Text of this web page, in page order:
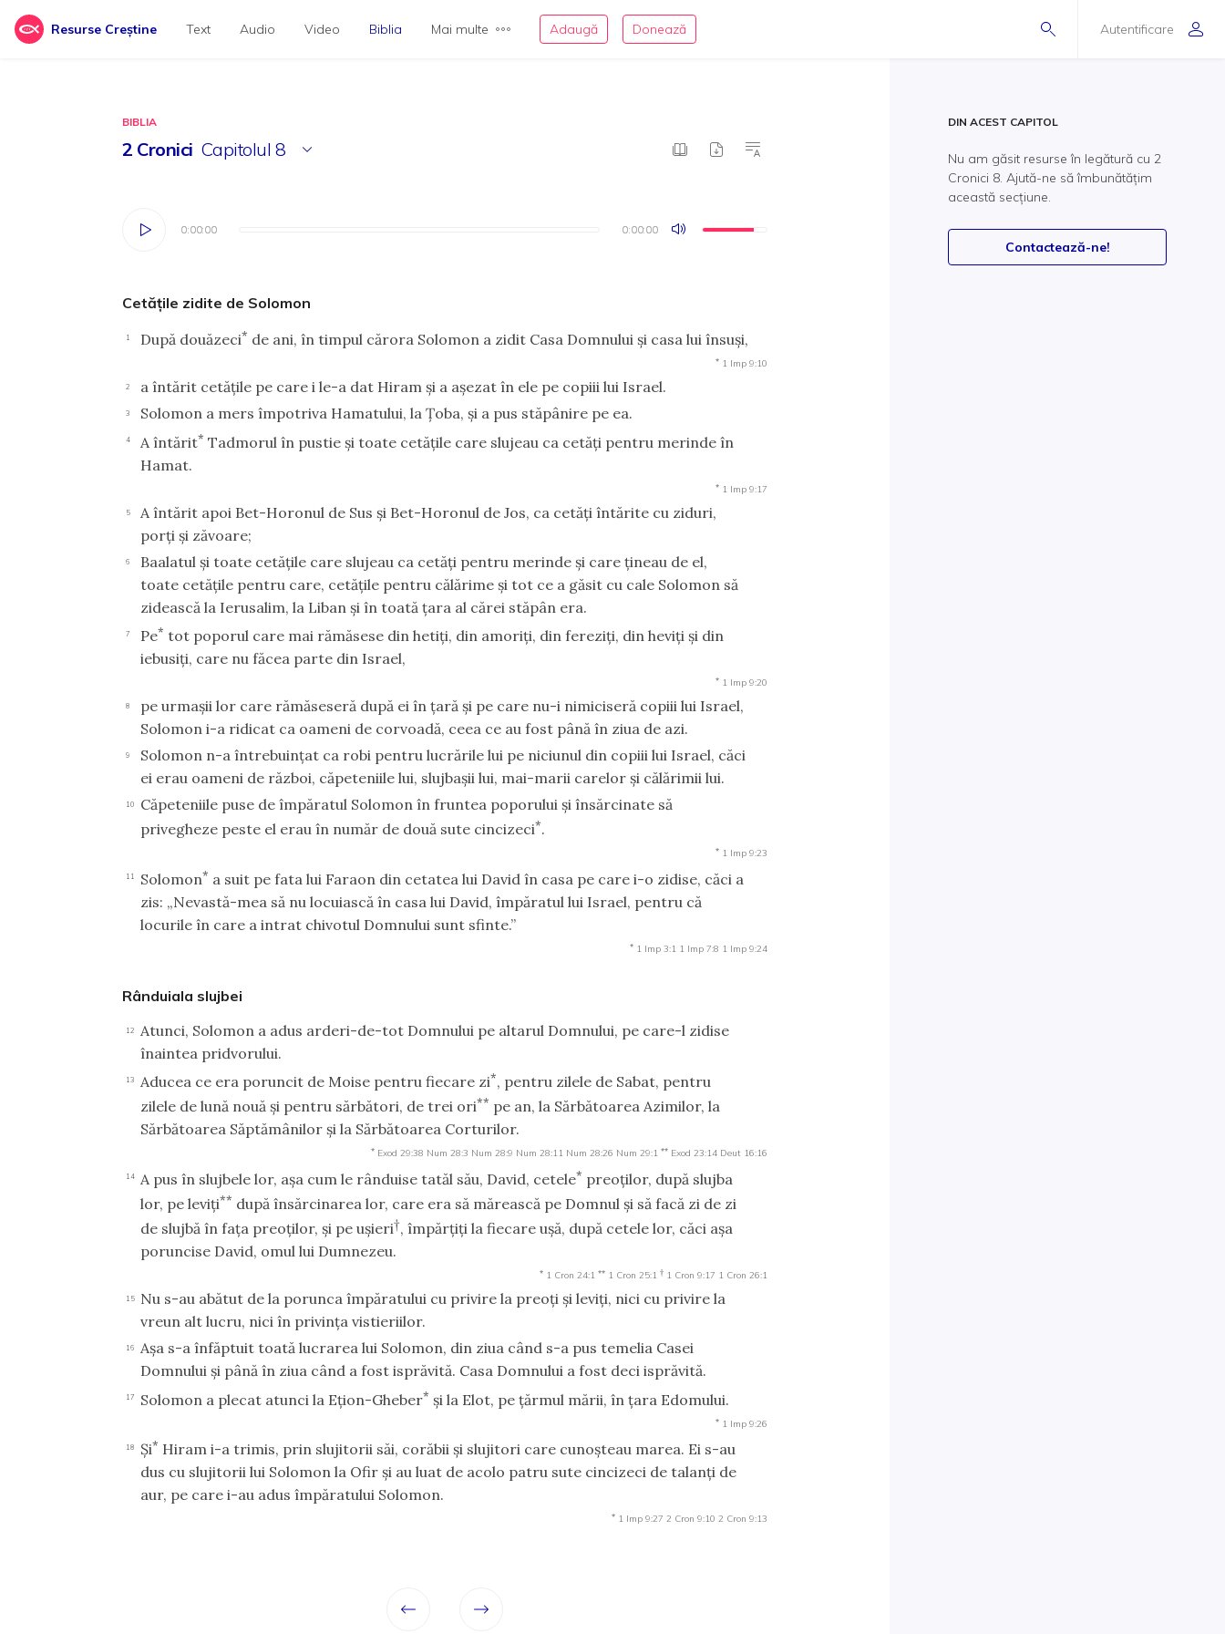
Resurse Creștine Autentificare
Text Audio Video Biblia Mai multe Adaugă Donează
BIBLIA
2 Cronici Capitolul 8
0:00:00 0:00:00
0:00:00 0:00:00
Cetăţile zidite de Solomon
1 După douăzeci* de ani, în timpul cărora Solomon a zidit Casa Domnului şi casa lui însuşi,
* 1 Imp 9:10
2 a întărit cetăţile pe care i le-a dat Hiram şi a aşezat în ele pe copiii lui Israel.
3 Solomon a mers împotriva Hamatului, la Ţoba, şi a pus stăpânire pe ea.
4 A întărit* Tadmorul în pustie şi toate cetăţile care slujeau ca cetăţi pentru merinde în
Hamat.
* 1 Imp 9:17
5
A întărit apoi Bet-Horonul de Sus şi Bet-Horonul de Jos, ca cetăţi întărite cu ziduri,
porţi şi zăvoare;
6
Baalatul şi toate cetăţile care slujeau ca cetăţi pentru merinde şi care ţineau de el,
toate cetăţile pentru care, cetăţile pentru călărime şi tot ce a găsit cu cale Solomon să
zidească la Ierusalim, la Liban şi în toată ţara al cărei stăpân era.
7 Pe* tot poporul care mai rămăsese din hetiţi, din amoriţi, din fereziţi, din heviţi şi din
iebusiţi, care nu făcea parte din Israel,
* 1 Imp 9:20
8
pe urmaşii lor care rămăseseră după ei în ţară şi pe care nu-i nimiciseră copiii lui Israel,
Solomon i-a ridicat ca oameni de corvoadă, ceea ce au fost până în ziua de azi.
9
Solomon n-a întrebuinţat ca robi pentru lucrările lui pe niciunul din copiii lui Israel, căci
ei erau oameni de război, căpeteniile lui, slujbaşii lui, mai-marii carelor şi călărimii lui.
10
Căpeteniile puse de împăratul Solomon în fruntea poporului şi însărcinate să
privegheze peste el erau în număr de două sute cincizeci*.
* 1 Imp 9:23
11 Solomon* a suit pe fata lui Faraon din cetatea lui David în casa pe care i-o zidise, căci a
zis: „Nevastă-mea să nu locuiască în casa lui David, împăratul lui Israel, pentru că
locurile în care a intrat chivotul Domnului sunt sfinte.”
* 1 Imp 3:1 1 Imp 7:8 1 Imp 9:24
Rânduiala slujbei
12
Atunci, Solomon a adus arderi-de-tot Domnului pe altarul Domnului, pe care-l zidise
înaintea pridvorului.
13 Aducea ce era poruncit de Moise pentru fiecare zi*, pentru zilele de Sabat, pentru
zilele de lună nouă şi pentru sărbători, de trei ori** pe an, la Sărbătoarea Azimilor, la
Sărbătoarea Săptămânilor şi la Sărbătoarea Corturilor.
* Exod 29:38 Num 28:3 Num 28:9 Num 28:11 Num 28:26 Num 29:1 ** Exod 23:14 Deut 16:16
14 A pus în slujbele lor, aşa cum le rânduise tatăl său, David, cetele* preoţilor, după slujba
lor, pe leviţi** după însărcinarea lor, care era să mărească pe Domnul şi să facă zi de zi
de slujbă în faţa preoţilor, şi pe uşieri†, împărţiţi la fiecare uşă, după cetele lor, căci aşa
poruncise David, omul lui Dumnezeu.
* 1 Cron 24:1 ** 1 Cron 25:1 † 1 Cron 9:17 1 Cron 26:1
15
Nu s-au abătut de la porunca împăratului cu privire la preoţi şi leviţi, nici cu privire la
vreun alt lucru, nici în privinţa vistieriilor.
16
Aşa s-a înfăptuit toată lucrarea lui Solomon, din ziua când s-a pus temelia Casei
Domnului şi până în ziua când a fost isprăvită. Casa Domnului a fost deci isprăvită.
17 Solomon a plecat atunci la Eţion-Gheber* şi la Elot, pe ţărmul mării, în ţara Edomului.
* 1 Imp 9:26
18 Şi* Hiram i-a trimis, prin slujitorii săi, corăbii şi slujitori care cunoşteau marea. Ei s-au
dus cu slujitorii lui Solomon la Ofir şi au luat de acolo patru sute cincizeci de talanţi de
aur, pe care i-au adus împăratului Solomon.
* 1 Imp 9:27 2 Cron 9:10 2 Cron 9:13
DIN ACEST CAPITOL
Nu am găsit resurse în legătură cu 2
Cronici 8. Ajută-ne să îmbunătățim
această secțiune.
Contactează-ne!